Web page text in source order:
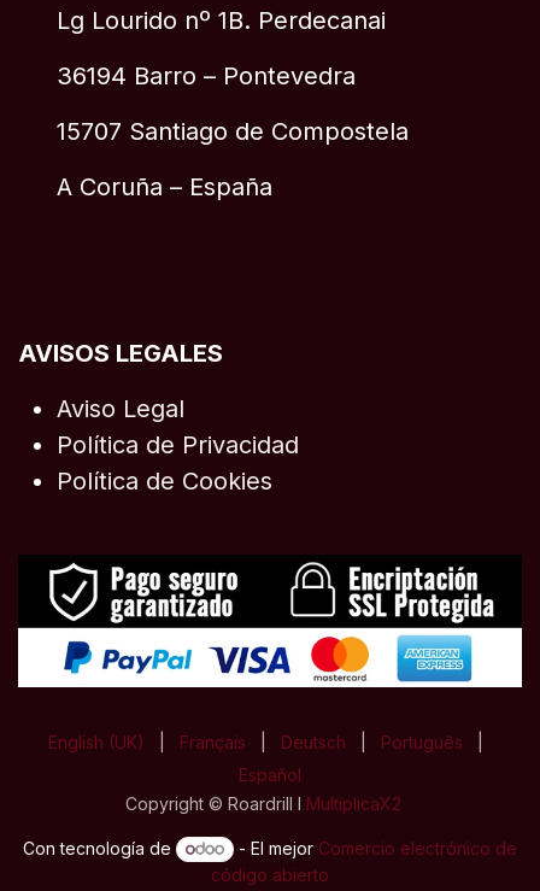
Lg Lourido nº 1B. Perdecanai
36194 Barro – Pontevedra
15707 Santiago de Compostela
A Coruña – España
AVISOS LEGALES
Aviso Legal
Política de Privacidad
Política de Cookies
Copyright © Roardrill I MultiplicaX2
English (UK) Français Deutsch Português
Español
Con tecnología de - El mejor Comercio electrónico de
código abierto